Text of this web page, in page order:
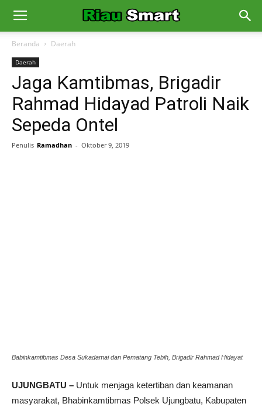
Beranda Daerah
Daerah
Jaga Kamtibmas, Brigadir
Rahmad Hidayad Patroli Naik
Sepeda Ontel
Penulis Ramadhan - Oktober 9, 2019
Babinkamtibmas Desa Sukadamai dan Pematang Tebih, Brigadir Rahmad Hidayat
UJUNGBATU – Untuk menjaga ketertiban dan keamanan
masyarakat, Bhabinkamtibmas Polsek Ujungbatu, Kabupaten